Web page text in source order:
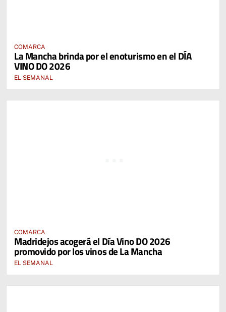
COMARCA
La Mancha brinda por el enoturismo en el DÍA
VINO DO 2026
EL SEMANAL
COMARCA
Madridejos acogerá el Día Vino DO 2026
promovido por los vinos de La Mancha
EL SEMANAL